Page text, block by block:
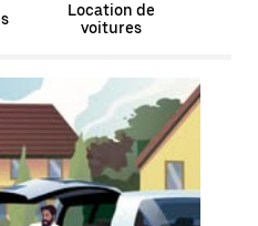
Location de
voitures